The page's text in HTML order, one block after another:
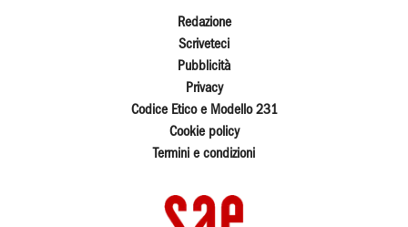
Redazione
Scriveteci
Pubblicità
Privacy
Codice Etico e Modello 231
Cookie policy
Termini e condizioni